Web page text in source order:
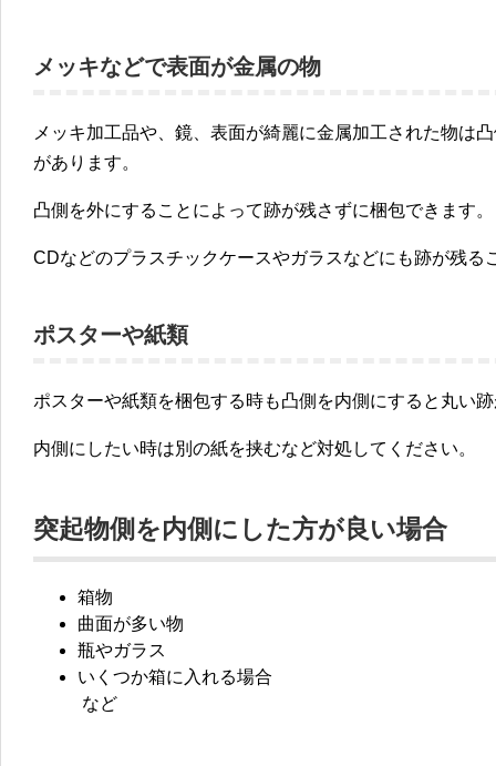
メッキなどで表面が金属の物
メッキ加工品や、鏡、表面が綺麗に金属加工された物は
があります。
凸側を外にすることによって跡が残さずに梱包できます。
CDなどのプラスチックケースやガラスなどにも跡が残る
ポスターや紙類
ポスターや紙類を梱包する時も凸側を内側にすると丸い
内側にしたい時は別の紙を挟むなど対処してください。
突起物側を内側にした方が良い場合
箱物
曲面が多い物
瓶やガラス
いくつか箱に入れる場合
など